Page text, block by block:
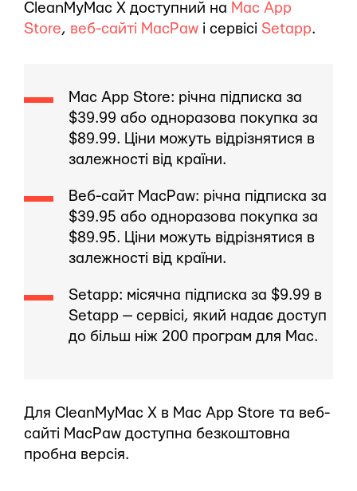
CleanMyMac X доступний на Mac App
Store, веб-сайті MacPaw і сервісі Setapp.
Mac App Store: річна підписка за
$39.99 або одноразова покупка за
$89.99. Ціни можуть відрізнятися в
залежності від країни.
Веб-сайт MacPaw: річна підписка за
$39.95 або одноразова покупка за
$89.95. Ціни можуть відрізнятися в
залежності від країни.
Setapp: місячна підписка за $9.99 в
Setapp — сервісі, який надає доступ
до більш ніж 200 програм для Mac.
Для CleanMyMac X в Mac App Store та веб-
сайті MacPaw доступна безкоштовна
пробна версія.